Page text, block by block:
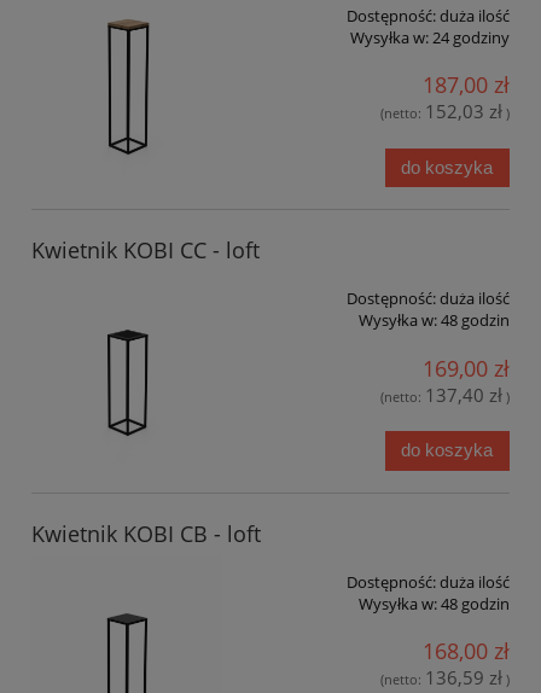
Dostępność:duża ilość
Wysyłka w:24 godziny
187,00 zł
(netto: 152,03 zł )
do koszyka
Kwietnik KOBI CC - loft
Dostępność:duża ilość
Wysyłka w:48 godzin
169,00 zł
(netto: 137,40 zł )
do koszyka
Kwietnik KOBI CB - loft
Dostępność:duża ilość
Wysyłka w:48 godzin
168,00 zł
(netto: 136,59 zł )